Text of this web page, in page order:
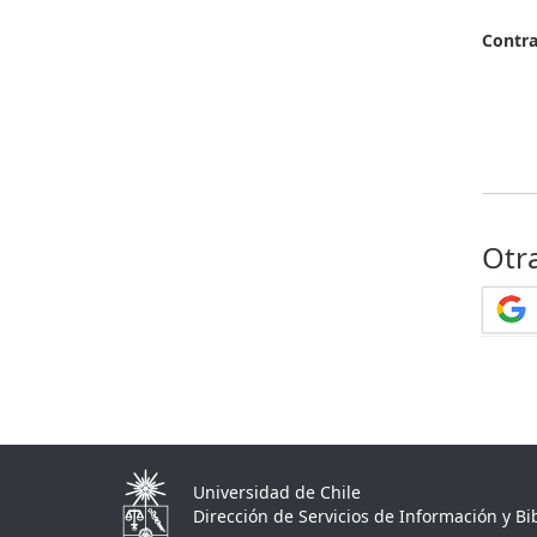
Universidad de Chile
Dirección de Servicios de Información y